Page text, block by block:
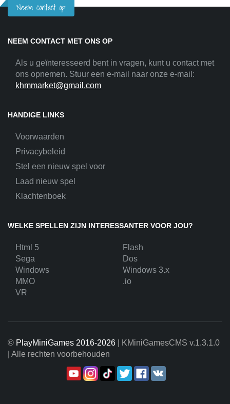
Neem contact op
NEEM CONTACT MET ONS OP
Als u geïnteresseerd bent in vragen, kunt u contact met
ons opnemen. Stuur een e-mail naar onze e-mail:
khmmarket@gmail.com
HANDIGE LINKS
Voorwaarden
Privacybeleid
Stel een nieuw spel voor
Laad nieuw spel
Klachtenboek
WELKE SPELLEN ZIJN INTERESSANTER VOOR JOU?
Html 5
Flash
Sega
Dos
Windows
Windows 3.x
MMO
.io
VR
© PlayMiniGames 2016-2026 | KMiniGamesCMS v.1.3.1.0
| Alle rechten voorbehouden